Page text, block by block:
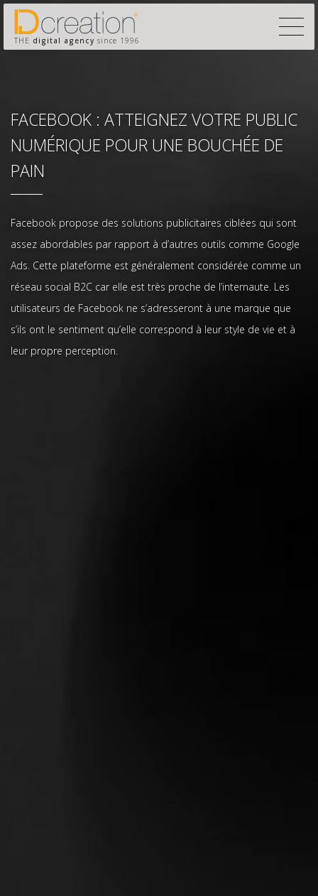
THE digital agency since 1996
FACEBOOK : ATTEIGNEZ VOTRE PUBLIC
NUMÉRIQUE POUR UNE BOUCHÉE DE
PAIN
Facebook propose des solutions publicitaires ciblées qui sont
assez abordables par rapport à d’autres outils comme Google
Ads. Cette plateforme est généralement considérée comme un
réseau social B2C car elle est très proche de l’internaute. Les
utilisateurs de Facebook ne s’adresseront à une marque que
s’ils ont le sentiment qu’elle correspond à leur style de vie et à
leur propre perception.